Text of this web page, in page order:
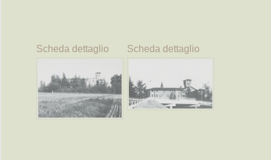
Scheda dettaglio Scheda dettaglio